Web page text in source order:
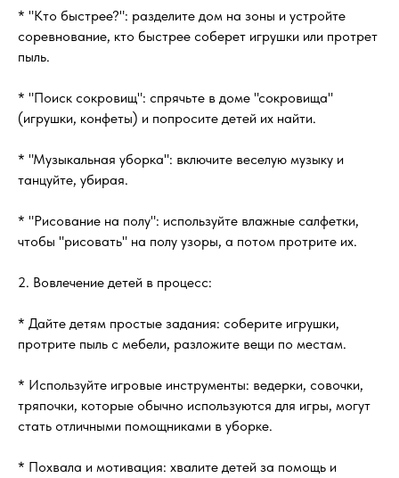
* "Кто быстрее?": разделите дом на зоны и устройте
соревнование, кто быстрее соберет игрушки или протрет
пыль.
* "Поиск сокровищ": спрячьте в доме "сокровища"
(игрушки, конфеты) и попросите детей их найти.
* "Музыкальная уборка": включите веселую музыку и
танцуйте, убирая.
* "Рисование на полу": используйте влажные салфетки,
чтобы "рисовать" на полу узоры, а потом протрите их.
2. Вовлечение детей в процесс:
* Дайте детям простые задания: соберите игрушки,
протрите пыль с мебели, разложите вещи по местам.
* Используйте игровые инструменты: ведерки, совочки,
тряпочки, которые обычно используются для игры, могут
стать отличными помощниками в уборке.
* Похвала и мотивация: хвалите детей за помощь и